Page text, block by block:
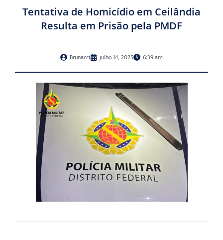
Tentativa de Homicídio em Ceilândia
Resulta em Prisão pela PMDF
Brunacci julho 14, 2025 6:39 am